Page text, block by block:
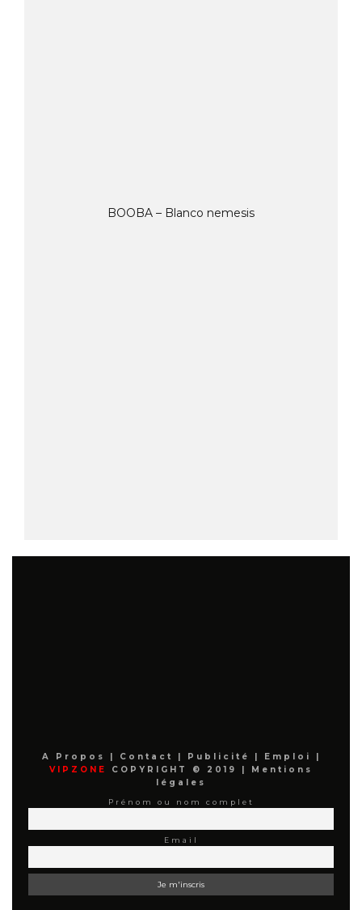
BOOBA – Blanco nemesis
A Propos | Contact | Publicité | Emploi
|
VIPZONE
COPYRIGHT © 2019 |
Mentions
légales
Prénom ou nom complet
Email